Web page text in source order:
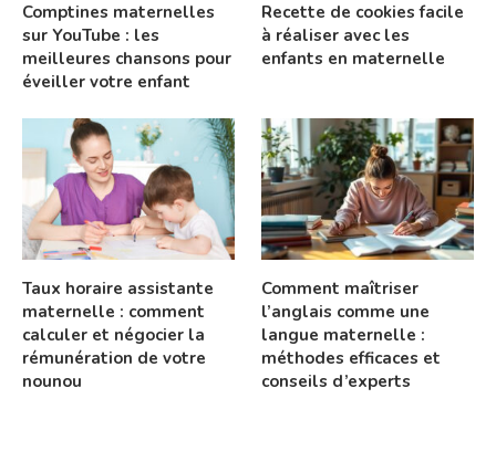
Comptines maternelles
sur YouTube : les
meilleures chansons pour
éveiller votre enfant
Recette de cookies facile
à réaliser avec les
enfants en maternelle
Taux horaire assistante
maternelle : comment
calculer et négocier la
rémunération de votre
nounou
Comment maîtriser
l’anglais comme une
langue maternelle :
méthodes efficaces et
conseils d’experts